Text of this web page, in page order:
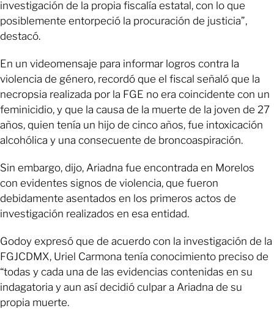
investigación de la propia fiscalía estatal, con lo que
posiblemente entorpeció la procuración de justicia”,
destacó.
En un videomensaje para informar logros contra la
violencia de género, recordó que el fiscal señaló que la
necropsia realizada por la FGE no era coincidente con un
feminicidio, y que la causa de la muerte de la joven de 27
años, quien tenía un hijo de cinco años, fue intoxicación
alcohólica y una consecuente de broncoaspiración.
Sin embargo, dijo, Ariadna fue encontrada en Morelos
con evidentes signos de violencia, que fueron
debidamente asentados en los primeros actos de
investigación realizados en esa entidad.
Godoy expresó que de acuerdo con la investigación de la
FGJCDMX, Uriel Carmona tenía conocimiento preciso de
“todas y cada una de las evidencias contenidas en su
indagatoria y aun así decidió culpar a Ariadna de su
propia muerte.